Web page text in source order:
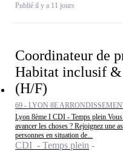
Publié il y a 11 jours
Coordinateur de
Habitat inclusif
(H/F)
69 - LYON 8E
Lyon 8ème I CDI - Temps plein
avancer les choses ? Rejoignez une
personnes en situation de...
CDI - Temps plein